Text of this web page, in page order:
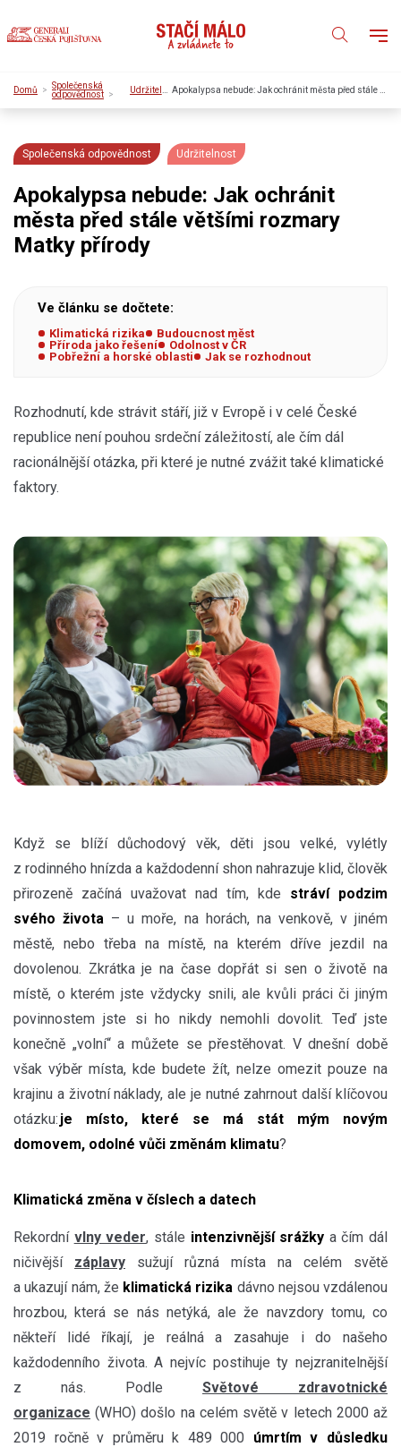
Domů
Společenská
odpovědnost
Společenská odpovědnost Udržitelnost
Apokalypsa nebude: Jak ochránit
města před stále většími rozmary
Matky přírody
Ve článku se dočtete:
Klimatická rizika
Budoucnost měst
Příroda jako řešení
Odolnost v ČR
Pobřežní a horské oblasti
Jak se rozhodnout
Rozhodnutí, kde strávit stáří, již v Evropě i v celé České
republice není pouhou srdeční záležitostí, ale čím dál
racionálnější otázka, při které je nutné zvážit také klimatické
faktory.
Když se blíží důchodový věk, děti jsou velké, vylétly
z rodinného hnízda a každodenní shon nahrazuje klid, člověk
přirozeně začíná uvažovat nad tím, kde stráví podzim
svého života – u moře, na horách, na venkově, v jiném
městě, nebo třeba na místě, na kterém dříve jezdil na
dovolenou. Zkrátka je na čase dopřát si sen o životě na
místě, o kterém jste vždycky snili, ale kvůli práci či jiným
povinnostem jste si ho nikdy nemohli dovolit. Teď jste
konečně „volní“ a můžete se přestěhovat. V dnešní době
však výběr místa, kde budete žít, nelze omezit pouze na
krajinu a životní náklady, ale je nutné zahrnout další klíčovou
otázku: je místo, které se má stát mým novým
domovem, odolné vůči změnám klimatu?
Klimatická změna v číslech a datech
Rekordní vlny veder, stále intenzivnější srážky a čím dál
ničivější záplavy sužují různá místa na celém světě
a ukazují nám, že klimatická rizika dávno nejsou vzdálenou
hrozbou, která se nás netýká, ale že navzdory tomu, co
někteří lidé říkají, je reálná a zasahuje i do našeho
každodenního života. A nejvíc postihuje ty nejzranitelnější
z nás. Podle Světové zdravotnické
organizace (WHO) došlo na celém světě v letech 2000 až
2019 ročně v průměru k 489 000 úmrtím v důsledku